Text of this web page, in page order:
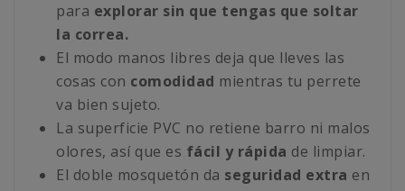
para explorar sin que tengas que soltar
la correa.
El modo manos libres deja que lleves las
cosas con comodidad mientras tu perrete
va bien sujeto.
La superficie PVC no retiene barro ni malos
olores, así que es fácil y rápida de limpiar.
El doble mosquetón da seguridad extra en